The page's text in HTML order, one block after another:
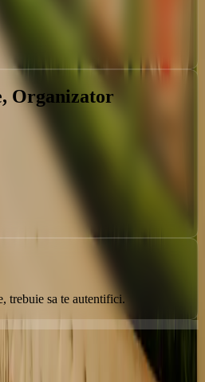
Organizator
trebuie sa te autentifici.